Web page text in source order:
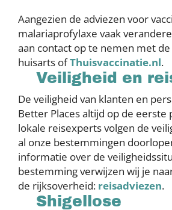
Aangezien de adviezen voor
malariaprofylaxe vaak
aan contact op te nemen met de
huisarts ofThuisvaccinatie.nl.
Veiligheid en
De veiligheid van klanten en
Better Places altijd op de eerste
lokale reisexperts volgen de
al onze bestemmingen
informatie over de
bestemming verwijzen wij je
de rijksoverheid: reisadviezen.
Shigellose